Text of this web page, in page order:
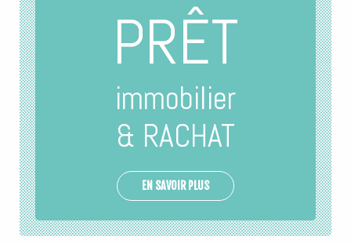
PRÊT
immobilier
& RACHAT
EN SAVOIR PLUS